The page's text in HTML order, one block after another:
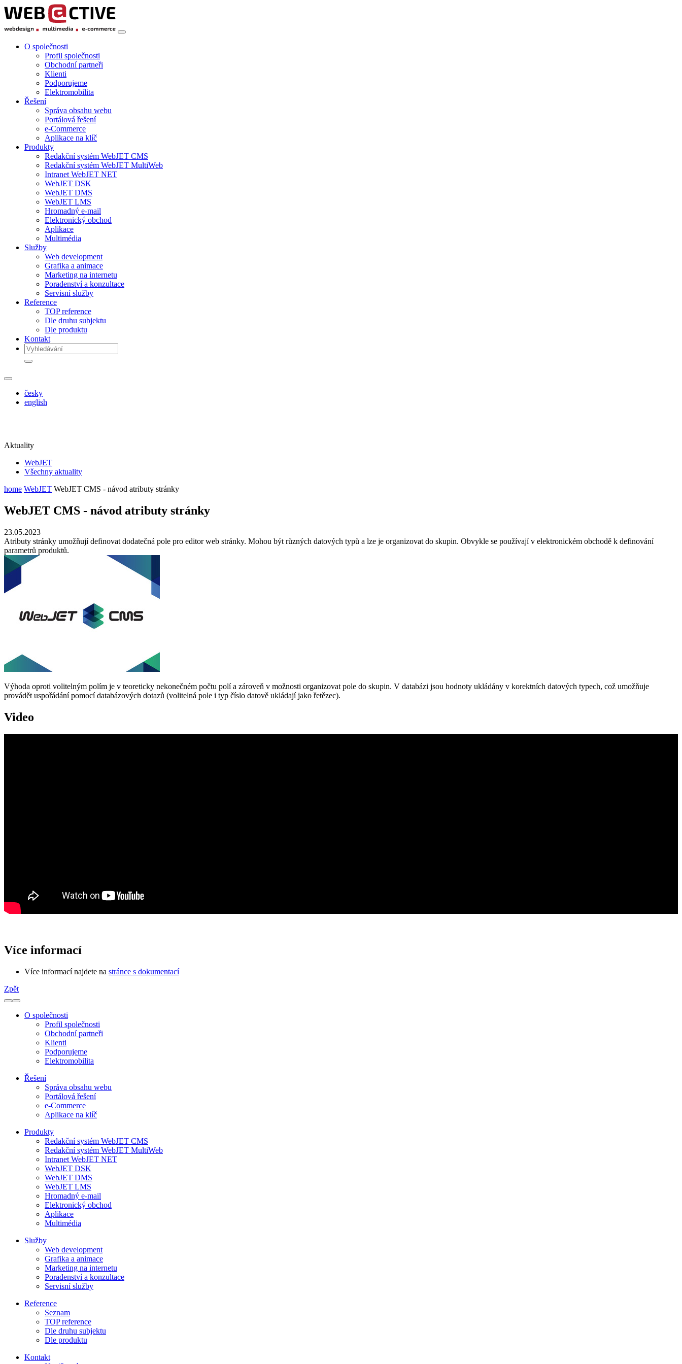
O společnosti
Profil společnosti
Obchodní partneři
Klienti
Podporujeme
Elektromobilita
Řešení
Správa obsahu webu
Portálová řešení
e-Commerce
Aplikace na klíč
Produkty
Redakční systém WebJET CMS
Redakční systém WebJET MultiWeb
Intranet WebJET NET
WebJET DSK
WebJET DMS
WebJET LMS
Hromadný e-mail
Elektronický obchod
Aplikace
Multimédia
Služby
Web development
Grafika a animace
Marketing na internetu
Poradenství a konzultace
Servisní služby
Reference
TOP reference
Dle druhu subjektu
Dle produktu
Kontakt
česky
english
Aktuality
WebJET
Všechny aktuality
home WebJET WebJET CMS - návod atributy stránky
WebJET CMS - návod atributy stránky
23.05.2023
Atributy stránky umožňují definovat dodatečná pole pro editor web stránky. Mohou být různých datových typů a lze je organizovat do skupin. Obvykle se používají v elektronickém obchodě k definování
parametrů produktů.
Výhoda oproti volitelným polím je v teoreticky nekonečném počtu polí a zároveň v možnosti organizovat pole do skupin. V databázi jsou hodnoty ukládány v korektních datových typech, což umožňuje
provádět uspořádání pomocí databázových dotazů (volitelná pole i typ číslo datově ukládají jako řetězec).
Video
Více informací
Více informací najdete na stránce s dokumentací
Zpět
O společnosti
Profil společnosti
Obchodní partneři
Klienti
Podporujeme
Elektromobilita
Řešení
Správa obsahu webu
Portálová řešení
e-Commerce
Aplikace na klíč
Produkty
Redakční systém WebJET CMS
Redakční systém WebJET MultiWeb
Intranet WebJET NET
WebJET DSK
WebJET DMS
WebJET LMS
Hromadný e-mail
Elektronický obchod
Aplikace
Multimédia
Služby
Web development
Grafika a animace
Marketing na internetu
Poradenství a konzultace
Servisní služby
Reference
Seznam
TOP reference
Dle druhu subjektu
Dle produktu
Kontakt